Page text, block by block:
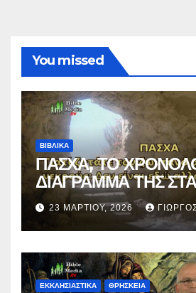
You missed
ΒΙΒΛΙΚΑ
ΠΑΣΧΑ, ΤΟ
ΔΙΑΓΡΑΜΜΑ ΤΗΣ
23 ΜΑΡΤΊΟΥ, 2026
ΕΚΚΛΗΣΙΑΣΤΙΚΑ ΘΡΗΣΚΕΙΑ